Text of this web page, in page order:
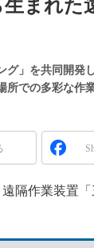
まれた
」を共同開発
での多彩な作
隔作業装置